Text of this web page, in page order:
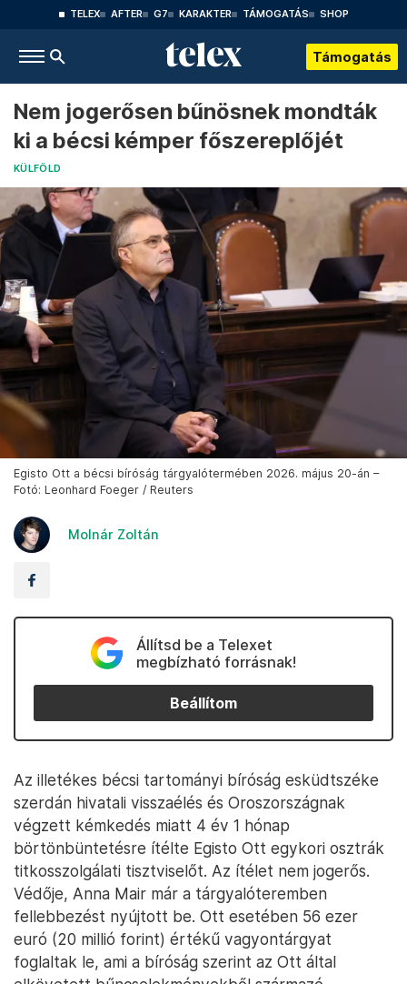
TELEX AFTER G7 KARAKTER TÁMOGATÁS SHOP
Támogatás
Nem jogerősen bűnösnek mondták
ki a bécsi kémper főszereplőjét
KÜLFÖLD
Egisto Ott a bécsi bíróság tárgyalótermében 2026. május 20-án –
Fotó: Leonhard Foeger / Reuters
Molnár Zoltán
Állítsd be a Telexet
megbízható forrásnak!
Beállítom
Az illetékes bécsi tartományi bíróság esküdtszéke
szerdán hivatali visszaélés és Oroszországnak
végzett kémkedés miatt 4 év 1 hónap
börtönbüntetésre ítélte Egisto Ott egykori osztrák
titkosszolgálati tisztviselőt. Az ítélet nem jogerős.
Védője, Anna Mair már a tárgyalóteremben
fellebbezést nyújtott be. Ott esetében 56 ezer
euró (20 millió forint) értékű vagyontárgyat
foglaltak le, ami a bíróság szerint az Ott által